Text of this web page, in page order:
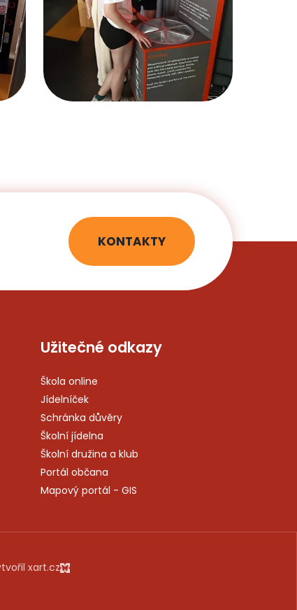
KONTAKTY
Užitečné odkazy
Škola online
Jídelníček
Schránka důvěry
Školní jídelna
Školní družina a klub
Portál občana
Mapový portál - GIS
xart.cz